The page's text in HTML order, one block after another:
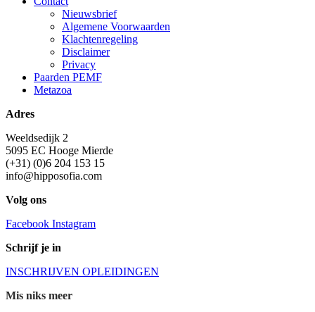
Nieuwsbrief
Algemene Voorwaarden
Klachtenregeling
Disclaimer
Privacy
Paarden PEMF
Metazoa
Adres
Weeldsedijk 2
5095 EC Hooge Mierde
(+31) (0)6 204 153 15
info@hipposofia.com
Volg ons
Facebook Instagram
Schrijf je in
INSCHRIJVEN OPLEIDINGEN
Mis niks meer